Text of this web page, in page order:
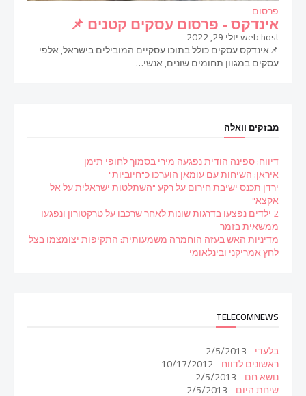
פרסום
אינדקס - פרסום עסקים קטנים 📌
web hostיולי 29, 2022
📌אינדקס עסקים כולל בתוכו עסקיים המובילים בישראל, אלפי
עסקים במגוון תחומים שונים, אנשי…
מבזקים וואלה
דיווח: ספינה הודית נפגעה מירי בסמוך לחופי תימן
איראן: השיחות עם עומאן הוערכו כ"חיוביות"
ירדן תכנס ישיבת חירום על רקע "השתלטות ישראלית על אל
אקצא"
2 ילדים נפצעו בדרגות שונות לאחר שרכבו על טרקטורון ונפגעו
ממשאית בזמר
מדיניות האש בעזה הוחמרה משמעותית: התקיפות יצומצמו בצל
לחץ אמריקני ובינלאומי
TELECOMNEWS
בלעדי- 2/5/2013
ראשונים לדווח- 10/17/2012
נושא חם- 2/5/2013
שיחת היום- 2/5/2013